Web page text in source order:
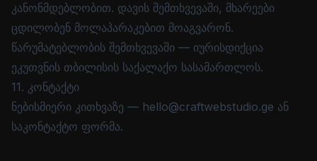
კანონმდებლობით. დავის შემთხვევაში, მხარეები
ცდილობენ მოლაპარაკებით მოაგვარონ.
წარუმატებლობის შემთხვევაში — იურისდიქცია
ეკუთვნის თბილისის საქალაქო სასამართლოს.
11. კონტაქტი
ნებისმიერი კითხვაზე — hello@craftwebstudio.ge ან
საკონტაქტო ფორმა.